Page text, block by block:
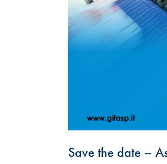
Save the date –